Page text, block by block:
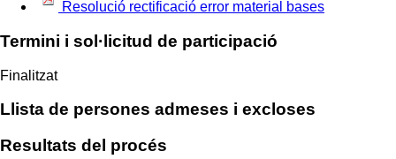
Resolució rectificació error material bases
Termini i sol·licitud de participació
Finalitzat
Llista de persones admeses i excloses
Resultats del procés